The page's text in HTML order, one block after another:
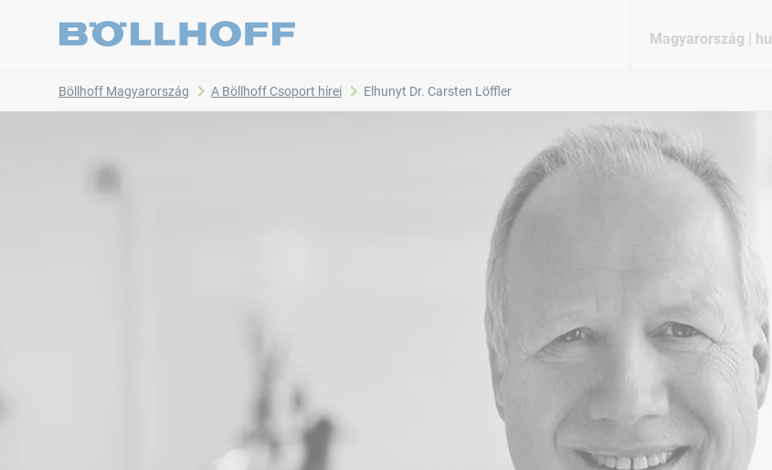
Magyarország | hu
Böllhoff Magyarország A Böllhoff Csoport hírei Elhunyt Dr. Carsten Löffler